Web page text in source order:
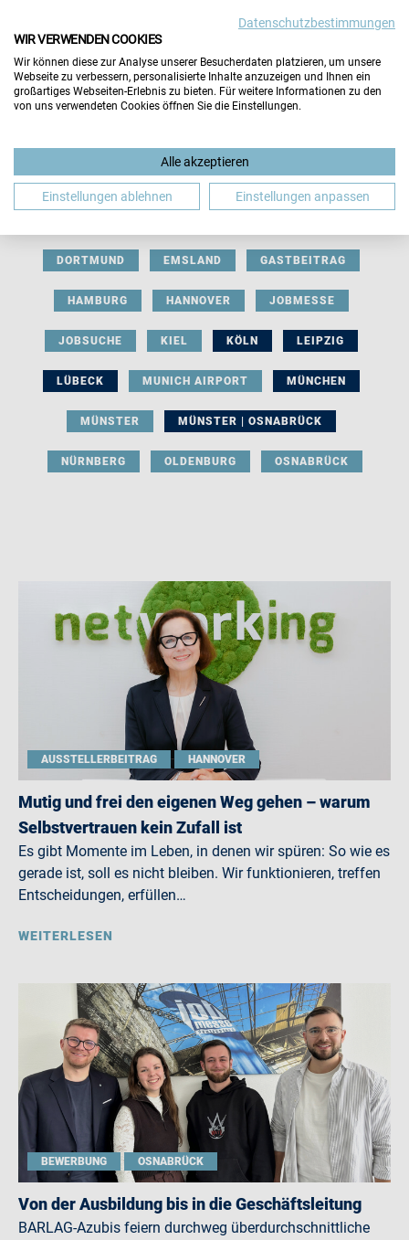
BERUFLICHE ORIENTIERUNG BEWERBUNG
DORTMUND EMSLAND GASTBEITRAG
HAMBURG HANNOVER JOBMESSE
JOBSUCHE KIEL KÖLN LEIPZIG
LÜBECK MUNICH AIRPORT MÜNCHEN
MÜNSTER MÜNSTER | OSNABRÜCK
NÜRNBERG OLDENBURG OSNABRÜCK
AUSSTELLERBEITRAG HANNOVER
Mutig und frei den eigenen Weg gehen – warum
Selbstvertrauen kein Zufall ist
Es gibt Momente im Leben, in denen wir spüren: So wie es
gerade ist, soll es nicht bleiben. Wir funktionieren, treffen
Entscheidungen, erfüllen…
WEITERLESEN
BEWERBUNG OSNABRÜCK
Von der Ausbildung bis in die Geschäftsleitung
BARLAG-Azubis feiern durchweg überdurchschnittliche
Datenschutzbestimmungen
WIR VERWENDEN COOKIES
Wir können diese zur Analyse unserer Besucherdaten platzieren, um unsere
Webseite zu verbessern, personalisierte Inhalte anzuzeigen und Ihnen ein
großartiges Webseiten-Erlebnis zu bieten. Für weitere Informationen zu den
von uns verwendeten Cookies öffnen Sie die Einstellungen.
Alle akzeptieren
Einstellungen ablehnen Einstellungen anpassen